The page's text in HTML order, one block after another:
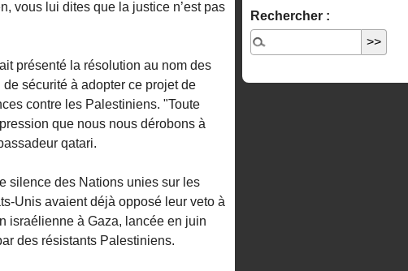
vous lui dites que la justice n’est pas
présenté la résolution au nom des
sécurité à adopter ce projet de
contre les Palestiniens. "Toute
que nous nous dérobons à
qatari.
silence des Nations unies sur les
Unis avaient déjà opposé leur veto à
israélienne à Gaza, lancée en juin
des résistants Palestiniens.
Rechercher :